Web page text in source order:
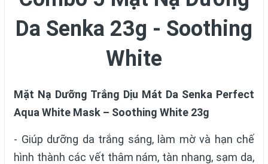
Da Senka 23g - Soothing
White
Mặt Nạ Dưỡng Trắng Dịu Mát Da Senka Perfect
Aqua White Mask – Soothing White 23g
- Giúp dưỡng da trắng sáng, làm mờ và hạn chế
hình thành các vết thâm nám, tàn nhang, sạm da,